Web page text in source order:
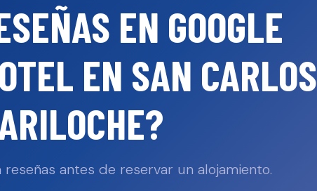
EN GOOGLE
EN SAN CARLOS
?
antes de reservar un alojamiento.